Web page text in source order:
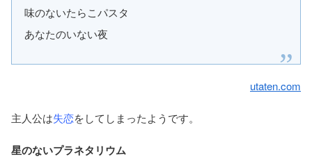
味のないたらこパスタ
あなたのいない夜
utaten.com
主人公は失恋をしてしまったようです。
星のないプラネタリウム